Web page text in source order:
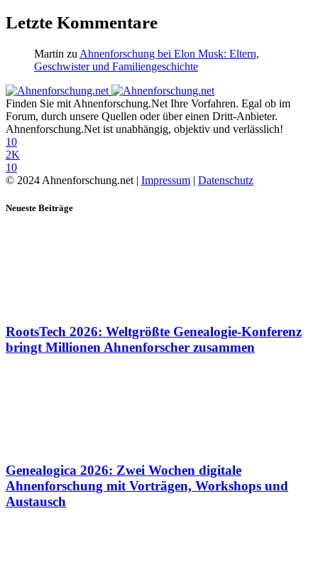
Letzte Kommentare
Martin zu Ahnenforschung bei Elon Musk: Eltern,
Geschwister und Familiengeschichte
Finden Sie mit Ahnenforschung.Net Ihre Vorfahren. Egal ob im
Forum, durch unsere Quellen oder über einen Dritt-Anbieter.
Ahnenforschung.Net ist unabhängig, objektiv und verlässlich!
10
2K
10
© 2024 Ahnenforschung.net | Impressum | Datenschutz
Neueste Beiträge
RootsTech 2026: Weltgrößte Genealogie-Konferenz
bringt Millionen Ahnenforscher zusammen
Genealogica 2026: Zwei Wochen digitale
Ahnenforschung mit Vorträgen, Workshops und
Austausch